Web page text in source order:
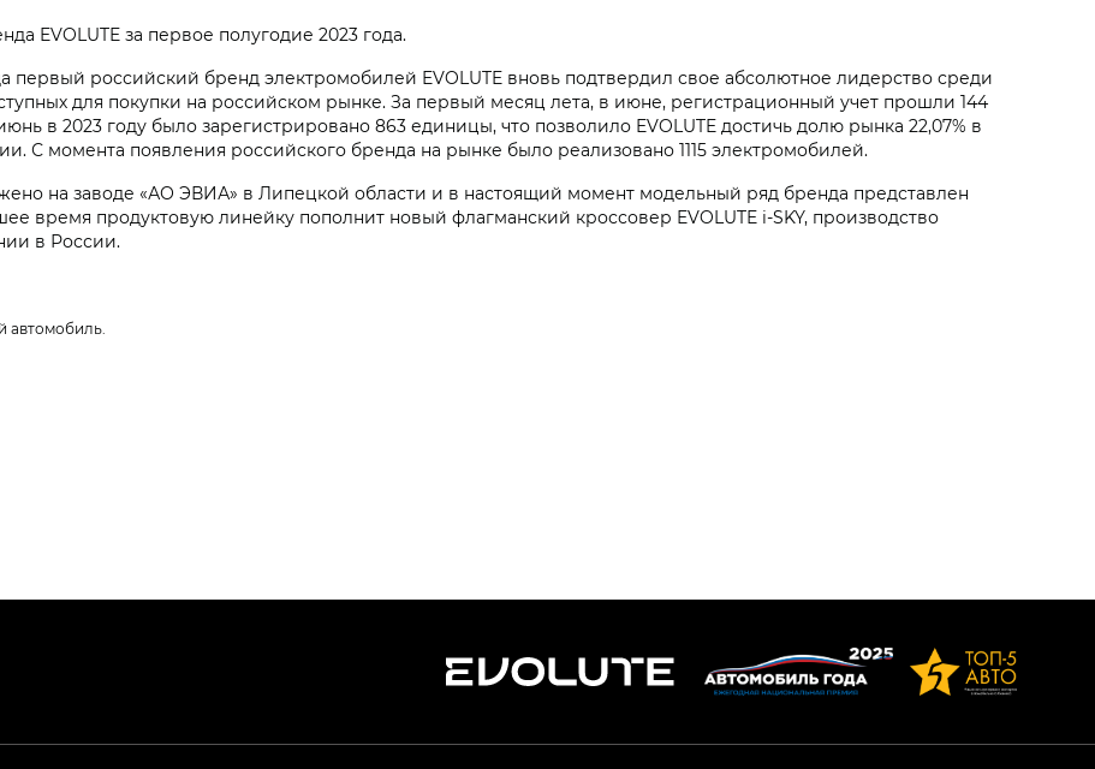
EVOLUTE за первое полугодие 2023 года.
первый российский бренд электромобилей EVOLUTE вновь подтвердил свое абсолютное лидерство среди
для покупки на российском рынке. За первый месяц лета, в июне, регистрационный учет прошли 144
в 2023 году было зарегистрировано 863 единицы, что позволило EVOLUTE достичь долю рынка 22,07% в
С момента появления российского бренда на рынке было реализовано 1115 электромобилей.
на заводе «АО ЭВИА» в Липецкой области и в настоящий момент модельный ряд бренда представлен
время продуктовую линейку пополнит новый флагманский кроссовер EVOLUTE i‑SKY, производство
в России.
автомобиль.